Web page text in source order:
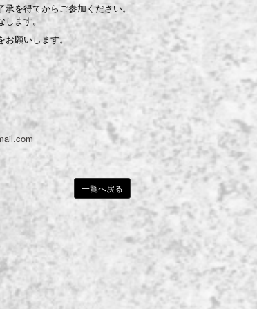
を得てからご参加ください。
ます。
願いします。
一覧へ戻る